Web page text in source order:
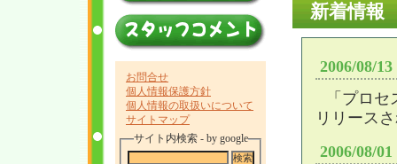
新着情報
2006/08/
「 プロセ
リリース
2006/08/
お問合せ
個人情報保護方針
個人情報の取扱いについて
サイトマップ
サイト内検索 - by google